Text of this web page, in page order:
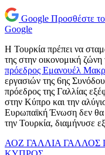
Google Προσθέστε
Google
Η Τουρκία πρέπει να
της στην οικονομική
πρόεδρος Εμανουέλ
εργασιών της 6ης
πρόεδρος της Γαλλίας
στην Κύπρο και την
Ευρωπαϊκή Ένωση δεν θα
την Τουρκία,
ΑΟΖ ΓΑΛΛΙΑ ΓΑΛΛΟΣ